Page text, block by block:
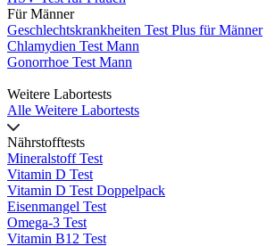
Für Männer
Geschlechtskrankheiten Test Plus für Männer
Chlamydien Test Mann
Gonorrhoe Test Mann
Weitere Labortests
Alle Weitere Labortests
Nährstofftests
Mineralstoff Test
Vitamin D Test
Vitamin D Test Doppelpack
Eisenmangel Test
Omega-3 Test
Vitamin B12 Test